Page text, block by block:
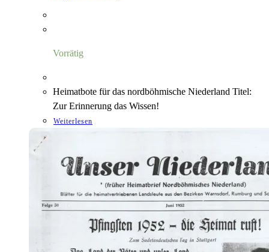
Vorrätig
Heimatbote für das nordböhmische Niederland Titel:
Zur Erinnerung das Wissen!
Weiterlesen